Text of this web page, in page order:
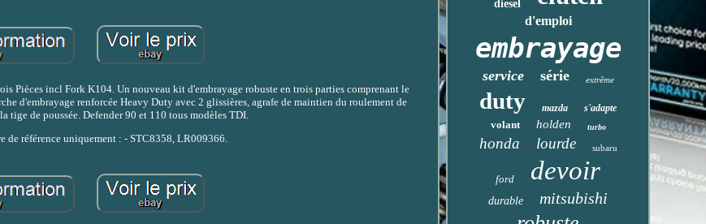
Pièces incl Fork K104. Un nouveau kit d'embrayage robuste en trois parties comprenant le
d'embrayage renforcée Heavy Duty avec 2 glissières, agrafe de maintien du roulement de
tige de poussée. Defender 90 et 110 tous modèles TDI.
de référence uniquement : - STC8358, LR009366.
diesel
d'emploi
embrayage
service série extrême
duty mazda s'adapte
volant holden turbo
honda lourde subaru
ford devoir
durable mitsubishi